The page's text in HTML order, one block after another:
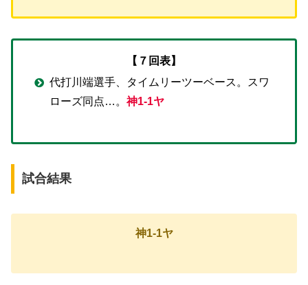
【７回表】
代打川端選手、タイムリーツーベース。スワ
ローズ同点…。神1-1ヤ
試合結果
神1-1ヤ